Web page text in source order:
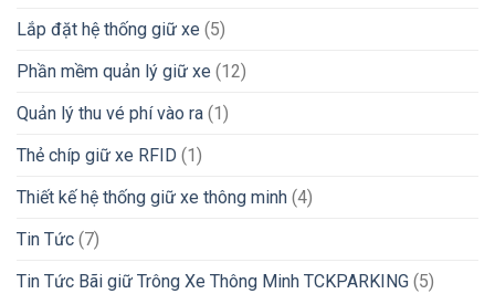
Lắp đặt hệ thống giữ xe (5)
Phần mềm quản lý giữ xe (12)
Quản lý thu vé phí vào ra (1)
Thẻ chíp giữ xe RFID (1)
Thiết kế hệ thống giữ xe thông minh (4)
Tin Tức (7)
Tin Tức Bãi giữ Trông Xe Thông Minh TCKPARKING (5)